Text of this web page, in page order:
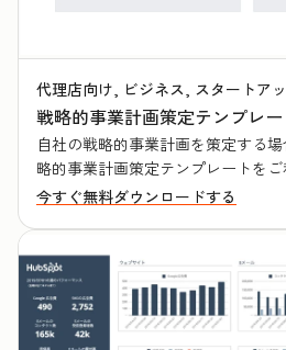
代理店向け, ビジネス, スタートア
戦略的事業計画策定テンプレー
自社の戦略的事業計画を策定する
略的事業計画策定テンプレートをご
今すぐ無料ダウンロードする